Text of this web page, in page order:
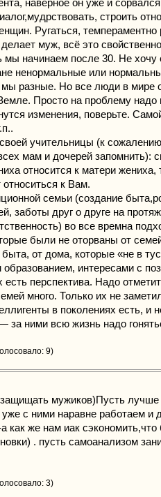
наверное он уже и
строить
Ругаться, темпераментно
муж, всё это
начинаем после 30. Не хочу
ненормальные или
мы разные. Но все люди в мире
Просто на проблему надо
изменения, поверьте.
учительницы (к
мам и дочерей запомнить):
относится к матери
к Вам.
семьи (создание
друг о друге на
во все времна
были не оторваны от
от дома, которые «не в
интересами с
есть перспектива. Надо
много. Только их не
в поколениях есть, и
ними всю жизнь надо
9)
защищать мужиков)Пусть лучше
с ними наравне работаем и
как же нам иак сэкономить,что
. пусть самоанализом
3)